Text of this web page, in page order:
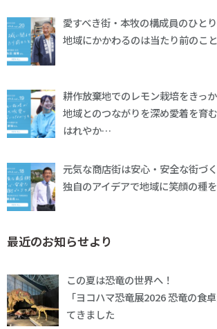
愛すべき街・本牧の構成員のひと
地域にかかわるのは当たり前のこと
耕作放棄地でのレモン栽培をきっ
地域とのつながりを深め愛着を育む
はれやか…
元気な商店街は安心・安全な街づく
独自のアイデアで地域に笑顔の種
最近のお知らせより
この夏は恐竜の世界へ！
「ヨコハマ恐竜展2026 恐竜の食
てきました